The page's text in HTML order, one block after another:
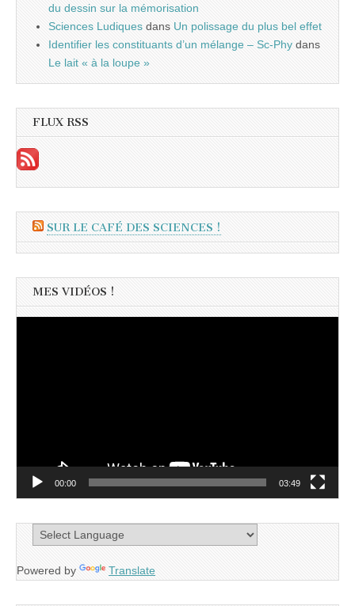
du dessin sur la mémorisation
Sciences Ludiques dans Un polissage du plus bel effet
Identifier les constituants d’un mélange – Sc-Phy dans
Le lait « à la loupe »
FLUX RSS
SUR LE CAFÉ DES SCIENCES !
MES VIDÉOS !
00:00 03:49
Powered by Translate